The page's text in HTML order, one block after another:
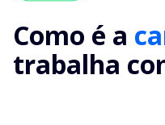
Como é a
trabalha